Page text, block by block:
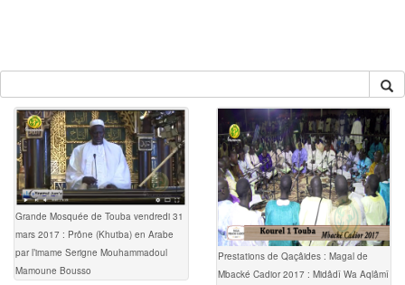
Grande Mosquée de Touba vendredi 31
mars 2017 : Prône (Khutba) en Arabe
par l’imame Serigne Mouhammadoul
Mamoune Bousso
Prestations de Qaçâides : Magal de
Mbacké Cadior 2017 : Midâdî Wa Aqlâmî